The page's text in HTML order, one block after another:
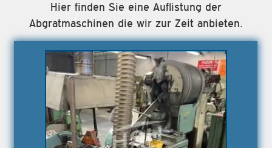
Hier finden Sie eine Auflistung der
Abgratmaschinen die wir zur Zeit anbieten.